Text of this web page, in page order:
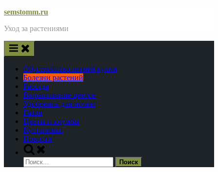
Skip
content
semstomm.ru
Уход за растениями
Обустройство летней кухни
Болезни растений
Рассада
Выращивание цветов
Удобрения для почвы
Газон
Цветы и клумбы
Кустарники
Новости
Toggle
search
form
Найти: